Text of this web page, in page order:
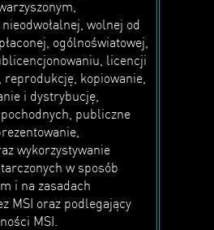
wolnej od
ogólnoświatowej,
licencji
reprodukcję, kopiowanie,
i dystrybucję,
publiczne
wykorzystywanie
w sposób
i na zasadach
MSI oraz podlegający
MSI.